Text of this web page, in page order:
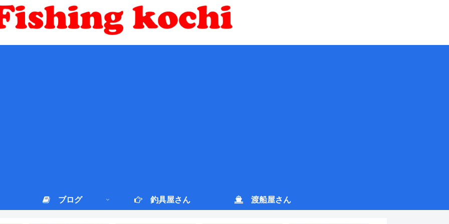
ブログ 釣具屋さん 渡船屋さん